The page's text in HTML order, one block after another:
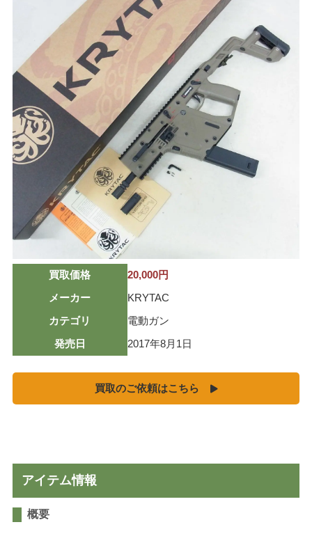
モデルガン
無可動実銃
カスタムパーツ
ミリタリーグッズ
ナイフ
日本刀・模造刀
アーチェリー
アウトドア用品
買取メーカー
東京マルイ
マルシン
ウエスタンアームズ
KSC
K.T.W
G&G
松栄製作所
買取価格
20,000円
メーカー
KRYTAC
カテゴリ
電動ガン
発売日
2017年8月1日
買取のご依頼はこちら
アイテム情報
概要